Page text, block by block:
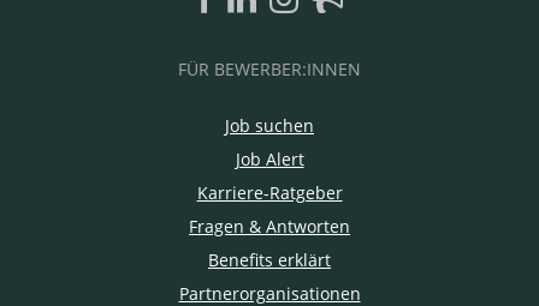
FÜR BEWERBER:INNEN
Job suchen
Job Alert
Karriere-Ratgeber
Fragen & Antworten
Benefits erklärt
Partnerorganisationen